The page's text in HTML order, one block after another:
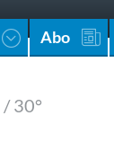
Abo
/30°